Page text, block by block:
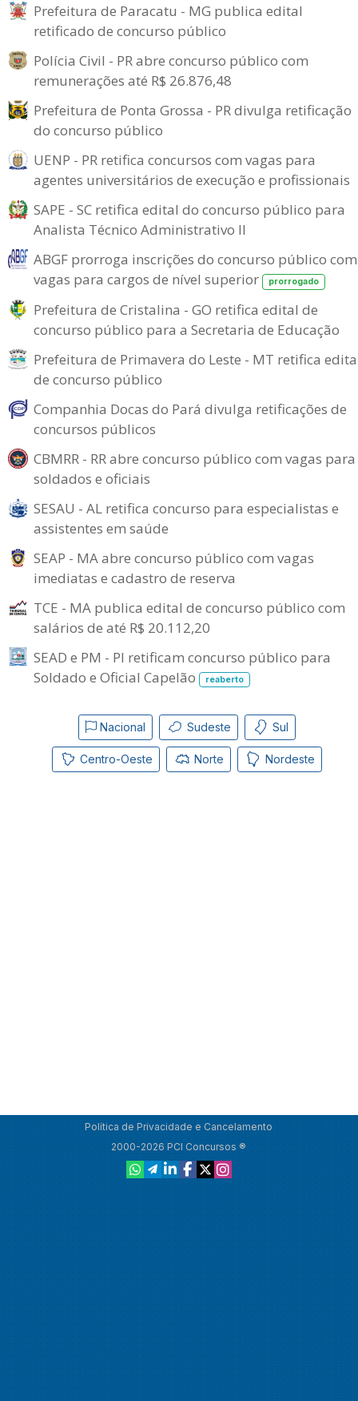
Prefeitura de Paracatu - MG publica edital
retificado de concurso público
Polícia Civil - PR abre concurso público com
remunerações até R$ 26.876,48
Prefeitura de Ponta Grossa - PR divulga retificação
do concurso público
UENP - PR retifica concursos com vagas para
agentes universitários de execução e profissionais
SAPE - SC retifica edital do concurso público para
Analista Técnico Administrativo II
ABGF prorroga inscrições do concurso público com
vagas para cargos de nível superior
prorrogado
Prefeitura de Cristalina - GO retifica edital de
concurso público para a Secretaria de Educação
Prefeitura de Primavera do Leste - MT retifica
de concurso público
Companhia Docas do Pará divulga retificações de
concursos públicos
CBMRR - RR abre concurso público com vagas para
soldados e oficiais
SESAU - AL retifica concurso para especialistas e
assistentes em saúde
SEAP - MA abre concurso público com vagas
imediatas e cadastro de reserva
TCE - MA publica edital de concurso público com
salários de até R$ 20.112,20
SEAD e PM - PI retificam concurso público para
Soldado e Oficial Capelão
reaberto
Nacional Sudeste Sul
Centro-Oeste Norte Nordeste
Política de Privacidade e Cancelamento
2000-2026 PCI Concursos ®